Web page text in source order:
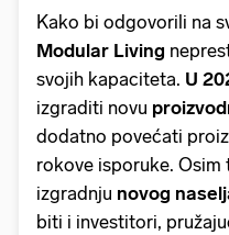
Kako bi odgovorili na
Modular Living
svojih kapaciteta. U
izgraditi novu
dodatno povećati
rokove isporuke.
izgradnju novog
biti i investitori,